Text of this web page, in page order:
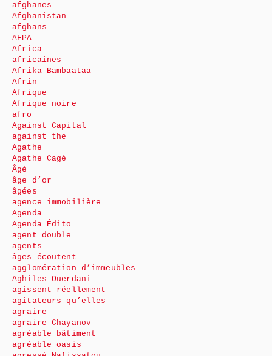
afghanes
Afghanistan
afghans
AFPA
Africa
africaines
Afrika Bambaataa
Afrin
Afrique
Afrique noire
afro
Against Capital
against the
Agathe
Agathe Cagé
Âgé
âge d’or
âgées
agence immobilière
Agenda
Agenda Édito
agent double
agents
âges écoutent
agglomération d’immeubles
Aghiles Ouerdani
agissent réellement
agitateurs qu’elles
agraire
agraire Chayanov
agréable bâtiment
agréable oasis